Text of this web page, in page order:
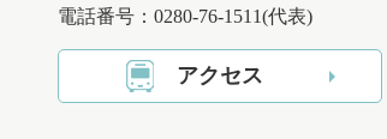
電話番号：0280-76-1511(代表)
アクセス